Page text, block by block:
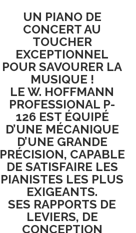
UN PIANO DE
CONCERT AU
TOUCHER
EXCEPTIONNEL
POUR SAVOURER LA
MUSIQUE !
LEW. HOFFMANN
PROFESSIONAL P-
126EST ÉQUIPÉ
D’UNE MÉCANIQUE
D’UNE GRANDE
PRÉCISION, CAPABLE
DE SATISFAIRE LES
PIANISTES LES PLUS
EXIGEANTS.
SES RAPPORTS DE
LEVIERS, DE
CONCEPTION